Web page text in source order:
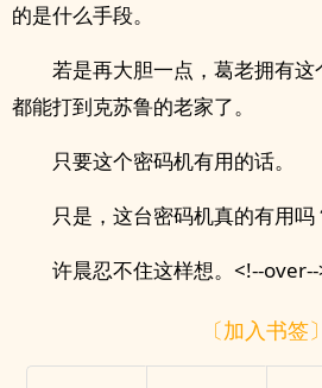
的是什么手段。
若是再大胆一点，葛老拥有
都能打到克苏鲁的老家了。
只要这个密码机有用的话。
只是，这台密码机真的有用吗
许晨忍不住这样想。<!--over--
〔加入书签〕